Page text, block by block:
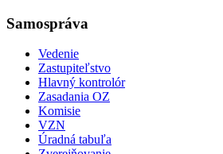
Samospráva
Vedenie
Zastupiteľstvo
Hlavný kontrolór
Zasadania OZ
Komisie
VZN
Úradná tabuľa